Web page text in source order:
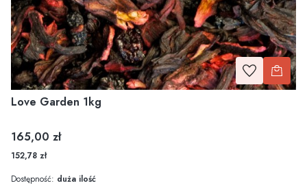
Love Garden 1kg
Cena
165,00 zł
152,78 zł
Dostępność: duża ilość